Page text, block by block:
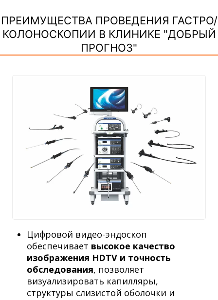
ПРЕИМУЩЕСТВА ПРОВЕДЕНИЯ ГАСТРО/
КОЛОНОСКОПИИ В КЛИНИКЕ "ДОБРЫЙ
ПРОГНОЗ"
Цифровой видео-эндоскоп
обеспечивает высокое качество
изображения HDTV и точность
обследования, позволяет
визуализировать капилляры,
структуры слизистой оболочки и